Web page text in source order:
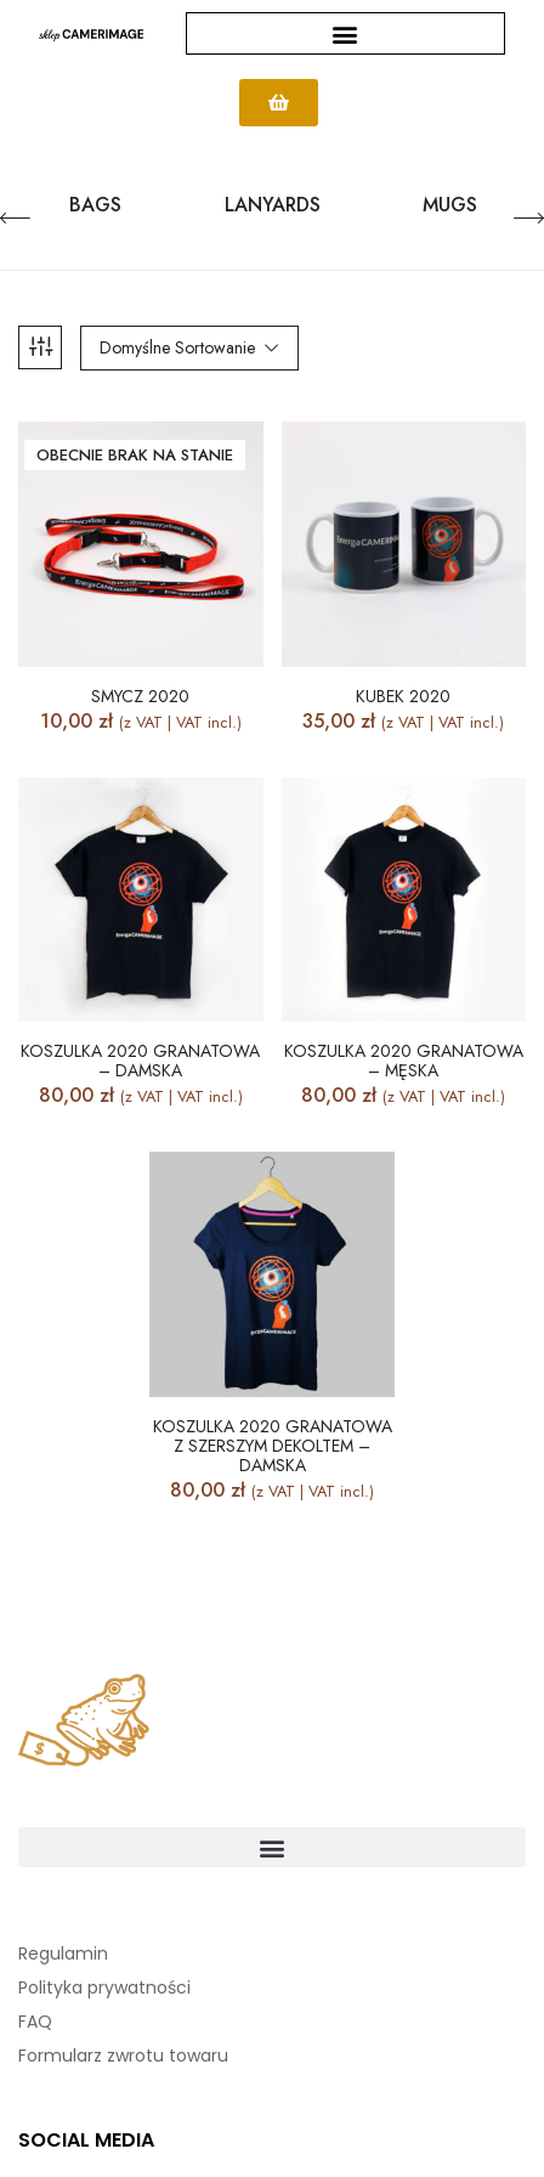
BAGS LANYARDS MUGS
Domyślne Sortowanie
OBECNIE BRAK NA STANIE
SMYCZ 2020
10,00 zł (z VAT | VAT incl.)
KUBEK 2020
35,00zł (z VAT | VAT incl.)
KOSZULKA 2020 GRANATOWA
– DAMSKA
80,00 zł (z VAT | VAT incl.)
KOSZULKA 2020 GRANATOWA
– MĘSKA
80,00zł (z VAT | VAT incl.)
KOSZULKA 2020 GRANATOWA
Z SZERSZYM DEKOLTEM –
DAMSKA
80,00 zł (z VAT | VAT incl.)
Regulamin
Polityka prywatności
FAQ
Formularz zwrotu towaru
SOCIAL MEDIA